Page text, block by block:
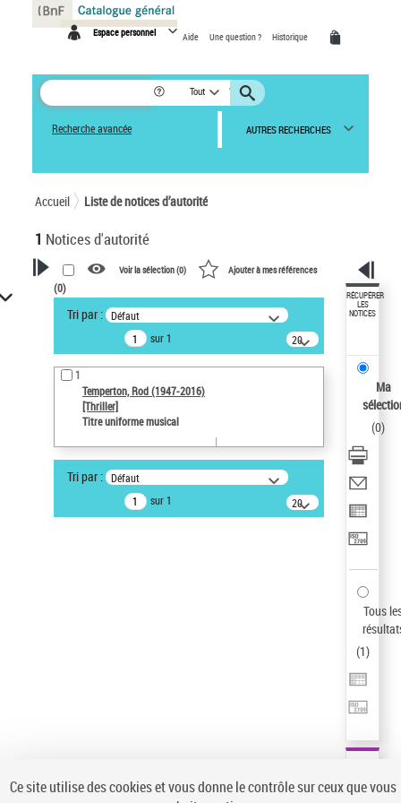
Espace personnel Aide Une question ? Historique
Tout
Recherche avancée AUTRES RECHERCHES
Accueil Liste de notices d’autorité
1 Notices d'autorité
VOTRE RECHERCHE
Recherche avancée dans les
notices d’autorité
Œuvres liées à l'auteur :
Temperton, Rod (1947-2016)
Auteur d’œuvre
Statut de la notice d’autorité
Notice élémentaire
Type de notice d'autorité
Voir la sélection (0) Ajouter à mes références
(0)
Tri par : Défaut
sur 1
20
résultats/page
1
Temperton, Rod (1947-2016)
[Thriller]
Titre uniforme musical
Tri par : Défaut
sur 1
20
résultats/page
RÉCUPÉRER
LES
NOTICES
Ma
(0)
Tous
(1)
Panneau de gestion des cookies
Ce site utilise des cookies et vous donne le contrôle sur ceux que vous